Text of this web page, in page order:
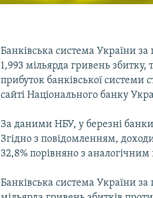
Банківська система України
1,993 мільярда гривень збитку,
прибуток банківської системи
сайті Національного банку
За даними НБУ, у березні
Згідно з повідомленням,
32,8% порівняно з
Банківська система України